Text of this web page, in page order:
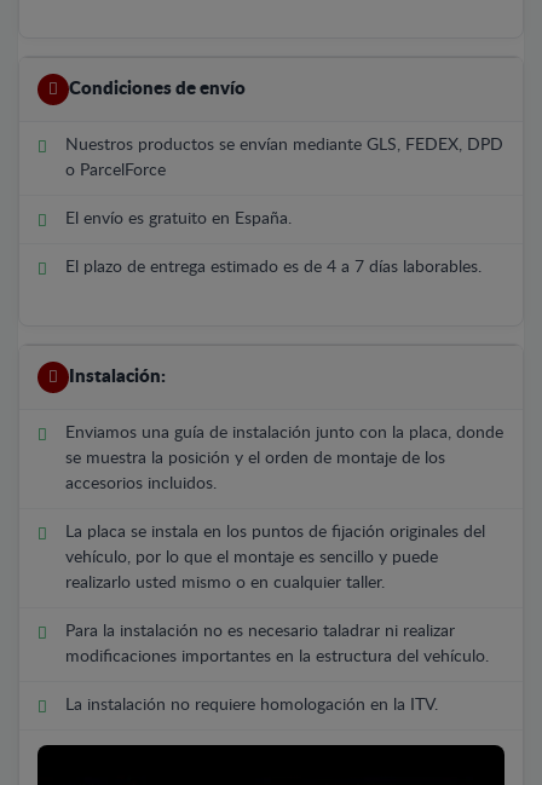
Condiciones de envío
Nuestros productos se envían mediante GLS, FEDEX, DPD
o ParcelForce
El envío es gratuito en España.
El plazo de entrega estimado es de 4 a 7 días laborables.
Instalación:
Enviamos una guía de instalación junto con la placa, donde
se muestra la posición y el orden de montaje de los
accesorios incluidos.
La placa se instala en los puntos de fijación originales del
vehículo, por lo que el montaje es sencillo y puede
realizarlo usted mismo o en cualquier taller.
Para la instalación no es necesario taladrar ni realizar
modificaciones importantes en la estructura del vehículo.
La instalación no requiere homologación en la ITV.